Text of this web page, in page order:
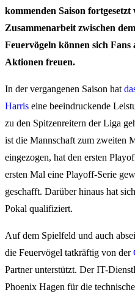
kommenden Saison
Zusammenarbeit zwischen
Feuervögeln können sich
Aktionen freuen.
In der vergangenen Saison hat
Harris eine beeindruckende
zu den Spitzenreitern der Liga
ist die Mannschaft zum zweiten
eingezogen, hat den ersten
ersten Mal eine Playoff-Serie
geschafft. Darüber hinaus hat sich
Pokal qualifiziert.
Auf dem Spielfeld und auch
die Feuervögel tatkräftig von der
Partner unterstützt. Der IT-
Phoenix Hagen für die